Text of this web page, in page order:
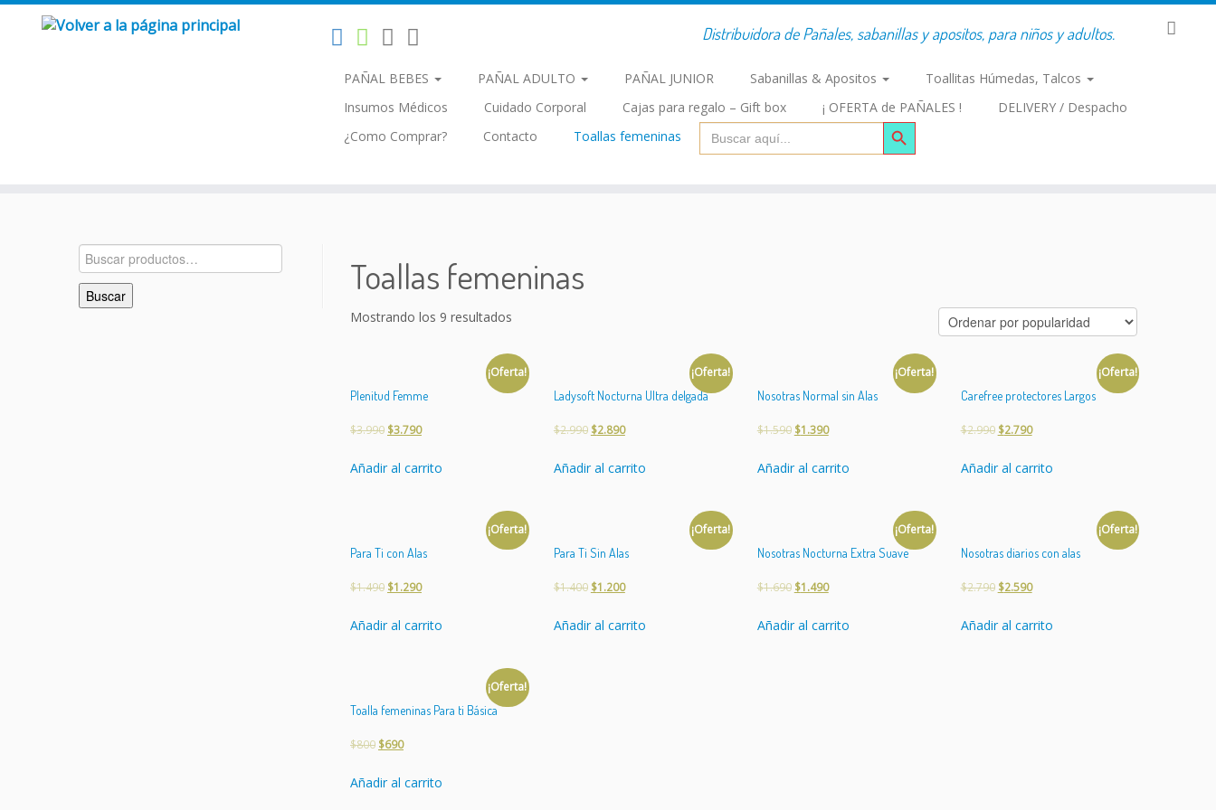
Buscar:
Distribuidora de Pañales, sabanillas y apositos, para niños y adultos.
PAÑAL BEBES PAÑAL ADULTO PAÑAL JUNIOR Sabanillas & Apositos
Toallitas Húmedas, Talcos
Insumos Médicos
Cuidado Corporal Cajas para regalo – Gift box ¡ OFERTA de PAÑALES !
DELIVERY / Despacho
¿Como Comprar?
Contacto Toallas femeninas
Buscar: Botón de búsqueda
Buscar
por:
Buscar Toallas femeninas
Mostrando los 9 resultados
¡Oferta!
Plenitud Femme
$3.990 $3.790
Añadir al carrito
¡Oferta!
Ladysoft Nocturna Ultra delgada
$2.990 $2.890
Añadir al carrito
¡Oferta!
Nosotras Normal sin Alas
$1.590 $1.390
Añadir al carrito
¡Oferta!
Carefree protectores Largos
$2.990 $2.790
Añadir al carrito
¡Oferta!
Para Ti con Alas
$1.490 $1.290
Añadir al carrito
¡Oferta!
Para Ti Sin Alas
$1.400 $1.200
Añadir al carrito
¡Oferta!
Nosotras Nocturna Extra Suave
$1.690 $1.490
Añadir al carrito
¡Oferta!
Nosotras diarios con alas
$2.790 $2.590
Añadir al carrito
¡Oferta!
Toalla femeninas Para ti Básica
$800 $690
Añadir al carrito